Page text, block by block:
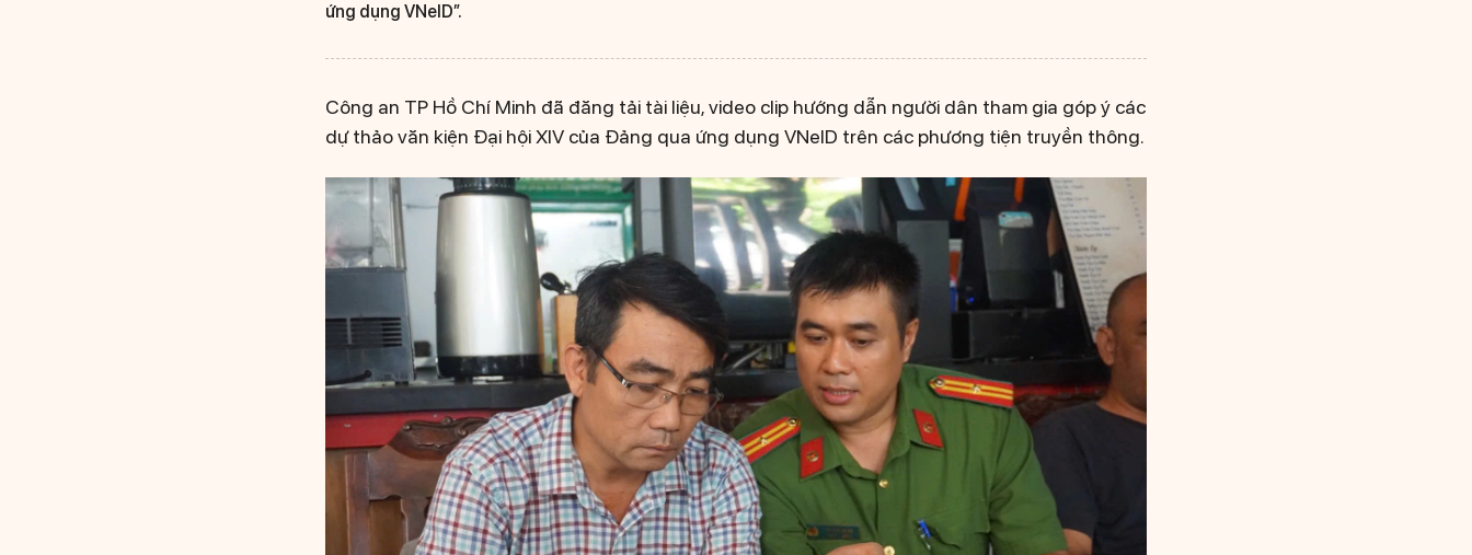
ứng dụng VNeID”.
Công an TP Hồ Chí Minh đã đăng tải tài liệu, video clip hướng dẫn người dân tham gia góp ý các
dự thảo văn kiện Đại hội XIV của Đảng qua ứng dụng VNeID trên các phương tiện truyền thông.